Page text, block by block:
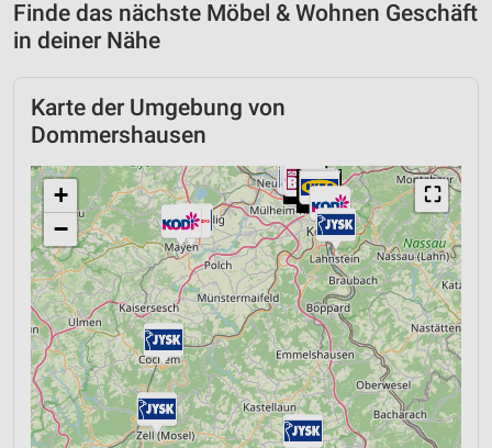
Finde das nächste Möbel & Wohnen Geschäft
in deiner Nähe
Karte der Umgebung von
Dommershausen
⛶
+
−